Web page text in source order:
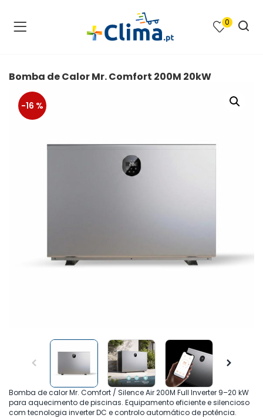
e Barbecues )
0
Bomba de Calor Mr. Comfort 200M 20kW
-16 %
Bomba de calor Mr. Comfort / Silence Air 200M Full Inverter 9–20 kW
para aquecimento de piscinas. Equipamento eficiente e silencioso
com tecnologia inverter DC e controlo automático de potência.